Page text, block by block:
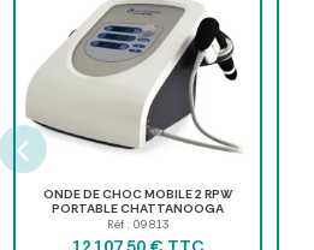
ONDE DE CHOC MOBILE 2 RPW
PORTABLE CHATTANOOGA
Réf : 09813